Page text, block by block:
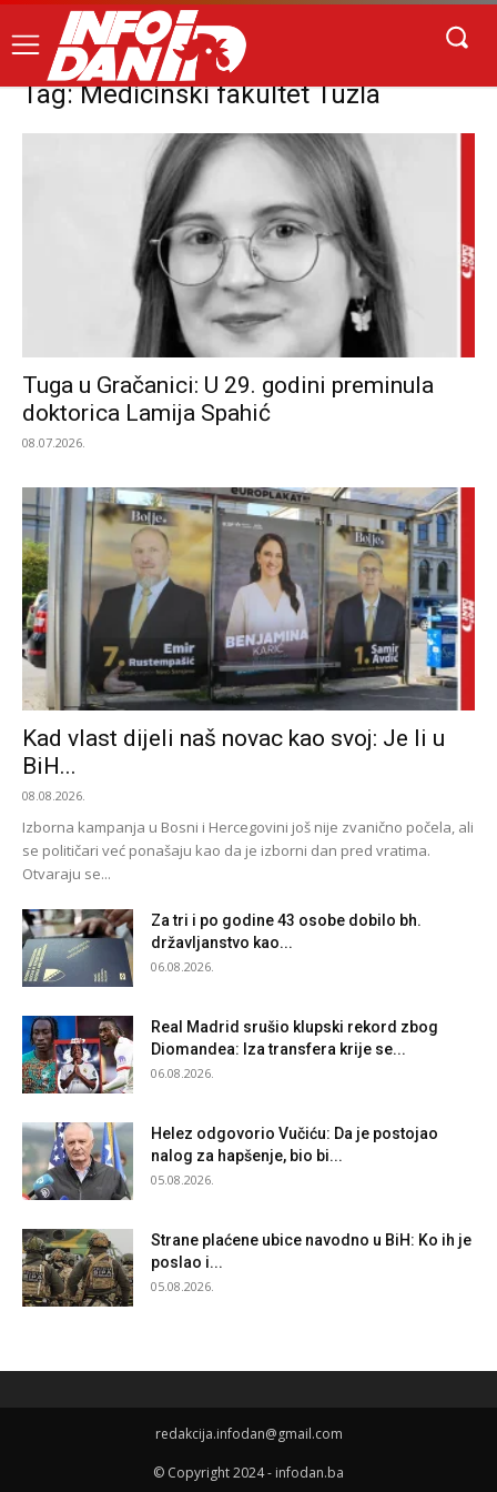
Tag: Medicinski fakultet Tuzla
Tuga u Gračanici: U 29. godini preminula
doktorica Lamija Spahić
08.07.2026.
Kad vlast dijeli naš novac kao svoj: Je li u
BiH...
08.08.2026.
Izborna kampanja u Bosni i Hercegovini još nije zvanično počela, ali
se političari već ponašaju kao da je izborni dan pred vratima.
Otvaraju se...
Za tri i po godine 43 osobe dobilo bh.
državljanstvo kao...
06.08.2026.
Real Madrid srušio klupski rekord zbog
Diomandea: Iza transfera krije se...
06.08.2026.
Helez odgovorio Vučiću: Da je postojao
nalog za hapšenje, bio bi...
05.08.2026.
Strane plaćene ubice navodno u BiH: Ko ih je
poslao i...
05.08.2026.
redakcija.infodan@gmail.com
© Copyright 2024 - infodan.ba